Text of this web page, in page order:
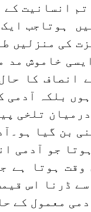
تم انسانیت
ہوتاجب
کی منزلیں
خاموش مد
انصاف کا
بلکہ آدمی
تلخی
بن گیا
جو آدمی
وقت ہوتا ہے
ڈرنا اس
معمول کے